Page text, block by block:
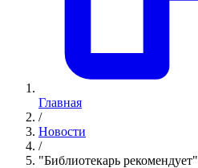
Главная
/
Новости
/
"Библиотекарь рекомендует"